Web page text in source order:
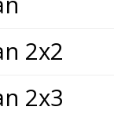
2x2
2x3